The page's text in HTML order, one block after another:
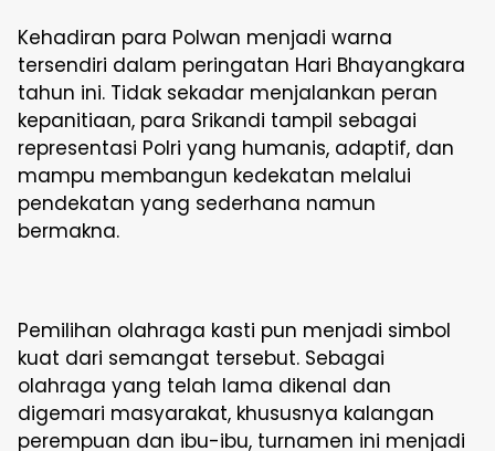
Kehadiran para Polwan menjadi warna
tersendiri dalam peringatan Hari Bhayangkara
tahun ini. Tidak sekadar menjalankan peran
kepanitiaan, para Srikandi tampil sebagai
representasi Polri yang humanis, adaptif, dan
mampu membangun kedekatan melalui
pendekatan yang sederhana namun
bermakna.
Pemilihan olahraga kasti pun menjadi simbol
kuat dari semangat tersebut. Sebagai
olahraga yang telah lama dikenal dan
digemari masyarakat, khususnya kalangan
perempuan dan ibu-ibu, turnamen ini menjadi